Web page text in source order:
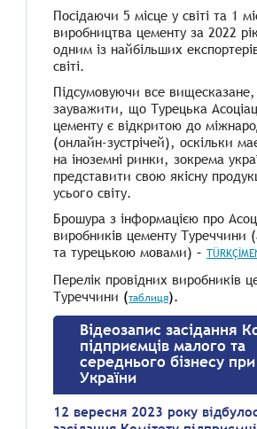
Посідаючи 5 місце у світі та 1
виробництва цементу за 2022
одним із найбільших
світі.
Підсумовуючи все
зауважити, що Турецька
цементу є відкритою до
(онлайн-зустрічей), оскільки
на іноземні ринки, зокрема
представити свою якісну
усього світу.
Брошура з інформацією про
виробників цементу Туреччини
та турецькою мовами) –
Перелік провідних виробників
Туреччини (таблиця).
Відеозапис засідання
підприємців малого та
середнього бізнесу
України
12 вересня 2023 року